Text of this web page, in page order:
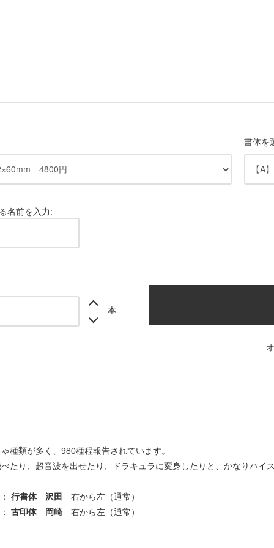
書体を
名前を入力:
本
種類が多く、980種程報告されています。
たり、超音波を出せたり、ドラキュラに変身したりと、かなりハイ
行書体 沢田
右から左（通常）
古印体 岡崎 右から左（通常）